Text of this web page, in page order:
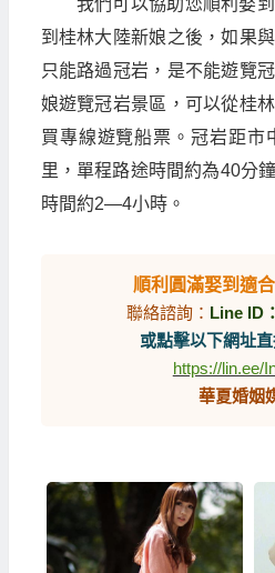
到桂林大陸新娘之後，如果
只能路過冠岩，是不能遊覽
娘遊覽冠岩景區，可以從桂
買專線遊覽船票。冠岩距市
里，單程路途時間約為40分
時間約2—4小時。
順利圓滿娶到適
聯絡諮詢： Line ID：
或點擊以下網址
https://lin.ee/
華夏婚姻